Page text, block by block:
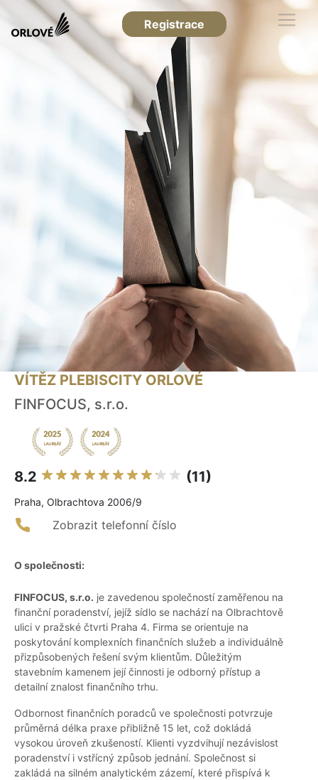
Registrace
VÍTĚZ PLEBISCITY ORLOVÉ
FINFOCUS, s.r.o.
8.2 (11)
Praha, Olbrachtova 2006/9
Zobrazit telefonní číslo
O společnosti:
FINFOCUS, s.r.o. je zavedenou společností zaměřenou na
finanční poradenství, jejíž sídlo se nachází na Olbrachtově
ulici v pražské čtvrti Praha 4. Firma se orientuje na
poskytování komplexních finančních služeb a individuálně
přizpůsobených řešení svým klientům. Důležitým
stavebním kamenem její činnosti je odborný přístup a
detailní znalost finančního trhu.
Odbornost finančních poradců ve společnosti potvrzuje
průměrná délka praxe přibližně 15 let, což dokládá
vysokou úroveň zkušeností. Klienti vyzdvihují nezávislost
poradenství i vstřícný způsob jednání. Společnost si
zakládá na silném analytickém zázemí, které přispívá k